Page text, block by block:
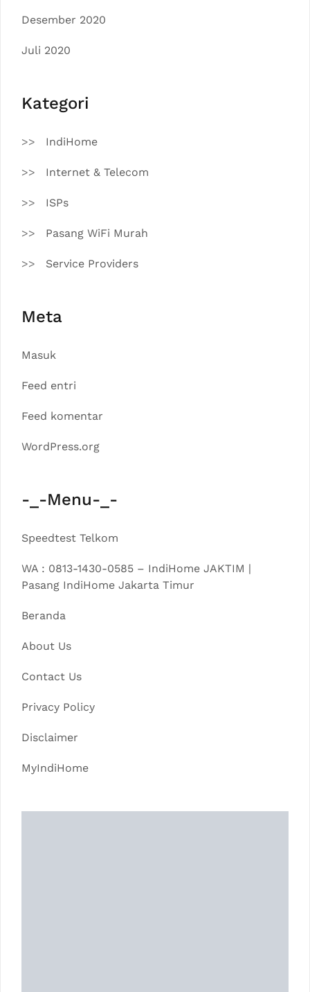
Desember 2020
Juli 2020
Kategori
IndiHome
Internet & Telecom
ISPs
Pasang WiFi Murah
Service Providers
Meta
Masuk
Feed entri
Feed komentar
WordPress.org
-_-Menu-_-
Speedtest Telkom
WA : 0813-1430-0585 – IndiHome JAKTIM |
Pasang IndiHome Jakarta Timur
Beranda
About Us
Contact Us
Privacy Policy
Disclaimer
MyIndiHome